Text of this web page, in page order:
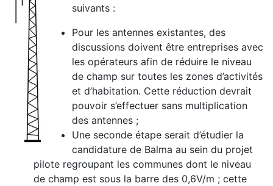
suivants :
Pour les antennes existantes, des
discussions doivent être entreprises avec
les opérateurs afin de réduire le niveau
de champ sur toutes les zones d’activités
et d’habitation. Cette réduction devrait
pouvoir s’effectuer sans multiplication
des antennes ;
Une seconde étape serait d’étudier la
candidature de Balma au sein du projet
pilote regroupant les communes dont le niveau
de champ est sous la barre des 0,6V/m ; cette